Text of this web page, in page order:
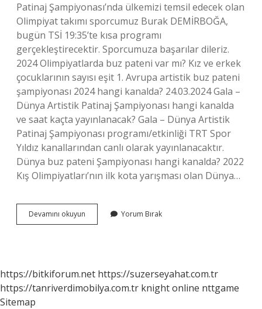
Patinaj Şampiyonası’nda ülkemizi temsil edecek olan
Olimpiyat takımı sporcumuz Burak DEMİRBOĞA,
bugün TSİ 19:35’te kısa programı
gerçekleştirecektir. Sporcumuza başarılar dileriz.
2024 Olimpiyatlarda buz pateni var mı? Kız ve erkek
çocuklarının sayısı eşit 1. Avrupa artistik buz pateni
şampiyonası 2024 hangi kanalda? 24.03.2024 Gala –
Dünya Artistik Patinaj Şampiyonası hangi kanalda
ve saat kaçta yayınlanacak? Gala – Dünya Artistik
Patinaj Şampiyonası programı/etkinliği TRT Spor
Yıldız kanallarından canlı olarak yayınlanacaktır.
Dünya buz pateni Şampiyonası hangi kanalda? 2022
Kış Olimpiyatları’nın ilk kota yarışması olan Dünya…
Devamını okuyun
Pateni
Kazandı
Yorum Bırak
https://bitkiforum.net https://suzerseyahat.com.tr
https://tanriverdimobilya.com.tr knight online nttgame
Sitemap